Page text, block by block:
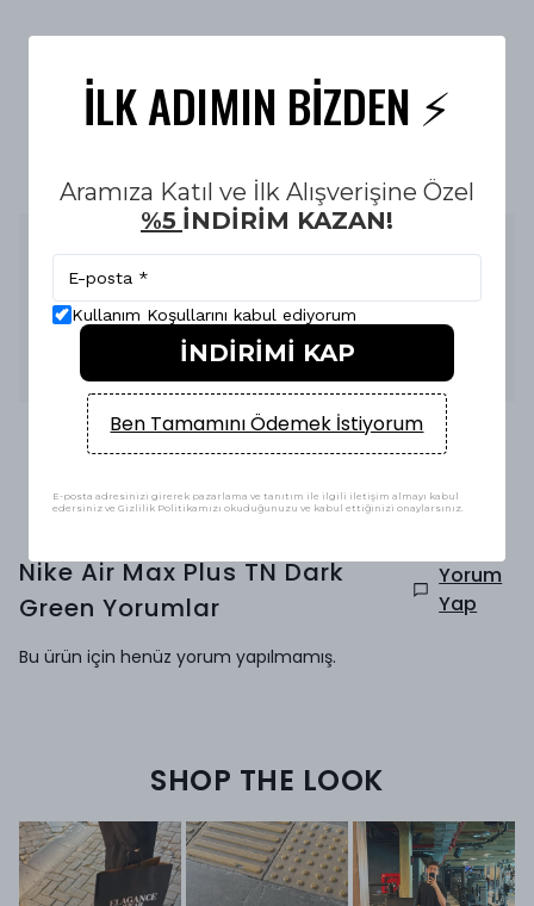
Nike Air Max Plus TN Dark Green HQ
yüzeyi ve kontrast detaylarıylaNike Nike Air Max Plus TN
siluetinden ilham alantam kalıp unisex sneaker
modelidir. Hafif tabanı ve koku yapmayan iç tabanıyla şehir
stiline modern bir dokunuş katar. ürünümüz orjinali ile 1:1
replikadır.
Nike Air Max Plus TN Dark
Green Yorumlar
Yorum
Yap
Bu ürün için henüz yorum yapılmamış.
SHOP THE LOOK
İLK ADIMIN BİZDEN ⚡️
Aramıza Katıl ve İlk Alışverişine Özel
%5 İNDİRİM KAZAN!
Kullanım Koşullarını kabul ediyorum
İNDİRİMİ KAP
Ben Tamamını Ödemek İstiyorum
E-posta adresinizi girerek pazarlama ve tanıtım ile ilgili iletişim almayı kabul
edersiniz ve Gizlilik Politikamızı okuduğunuzu ve kabul ettiğinizi onaylarsınız.